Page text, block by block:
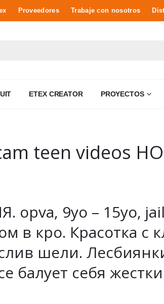
Proveedores Trabaje con nosotros
ETEX CREATOR PROYECTOS
teen videos
opva, 9yo – 15yo,
в кро. Красотка с
шели.
балует себя